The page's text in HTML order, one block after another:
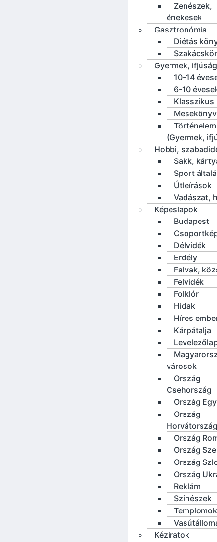
Zenészek,
énekesek
Gasztronómia
Diétás
Gyermek,
10-14
6-10
Klasszikus
Történelem
(Gyermek,
Hobbi,
Sakk,
Sport
Útleírások
Vadászat,
Képeslapok
Budapest
Délvidék
Erdély
Falvak,
Felvidék
Folklór
Hidak
Híres
Kárpátalja
városok
Ország
Csehország
Ország
Ország
Horvátország
Ország
Ország
Ország
Ország
Reklám
Színészek
Templomok
Kéziratok